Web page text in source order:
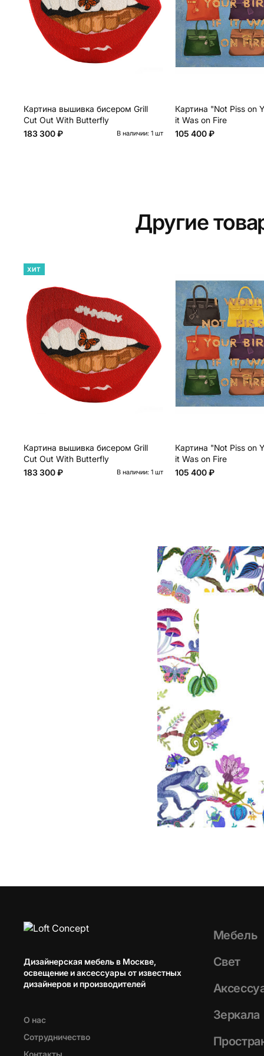
Картина вышивка бисером Grill
Cut Out With Butterfly
183 300 ₽
В наличии: 1 шт
Картина "Not Piss on
it Was on Fire
105 400 ₽
Другие
ХИТ
Картина вышивка бисером Grill
Cut Out With Butterfly
183 300 ₽
В наличии: 1 шт
Картина "Not Piss on
it Was on Fire
105 400 ₽
Дизайнерская мебель в Москве,
освещение и аксессуары от известных
дизайнеров и производителей
О нас
Сотрудничество
Мебель
Свет
Зеркала